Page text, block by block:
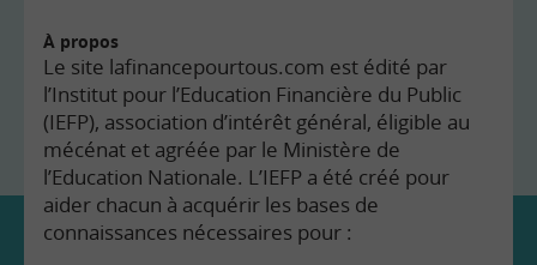
À propos
Le site lafinancepourtous.com est édité par
l’Institut pour l’Education Financière du Public
(IEFP), association d’intérêt général, éligible au
mécénat et agréée par le Ministère de
l’Education Nationale. L’IEFP a été créé pour
aider chacun à acquérir les bases de
connaissances nécessaires pour :